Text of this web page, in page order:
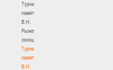
Турнир
памяти
В.Н.
Рыженкова
(юноши)
Турнир
памяти
В.Н.